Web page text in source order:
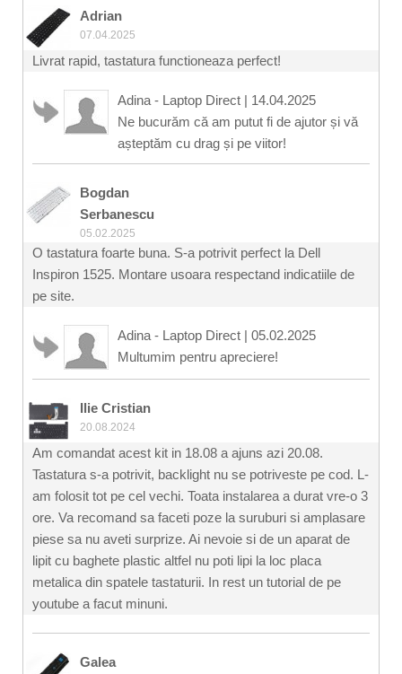
Adrian
07.04.2025
Livrat rapid, tastatura functioneaza perfect!
Adina - Laptop Direct | 14.04.2025
Ne bucurăm că am putut fi de ajutor și vă
așteptăm cu drag și pe viitor!
Bogdan
Serbanescu
05.02.2025
O tastatura foarte buna. S-a potrivit perfect la Dell
Inspiron 1525. Montare usoara respectand indicatiile de
pe site.
Adina - Laptop Direct | 05.02.2025
Multumim pentru apreciere!
Ilie Cristian
20.08.2024
Am comandat acest kit in 18.08 a ajuns azi 20.08.
Tastatura s-a potrivit, backlight nu se potriveste pe cod. L-
am folosit tot pe cel vechi. Toata instalarea a durat vre-o 3
ore. Va recomand sa faceti poze la suruburi si amplasare
piese sa nu aveti surprize. Ai nevoie si de un aparat de
lipit cu baghete plastic altfel nu poti lipi la loc placa
metalica din spatele tastaturii. In rest un tutorial de pe
youtube a facut minuni.
Galea